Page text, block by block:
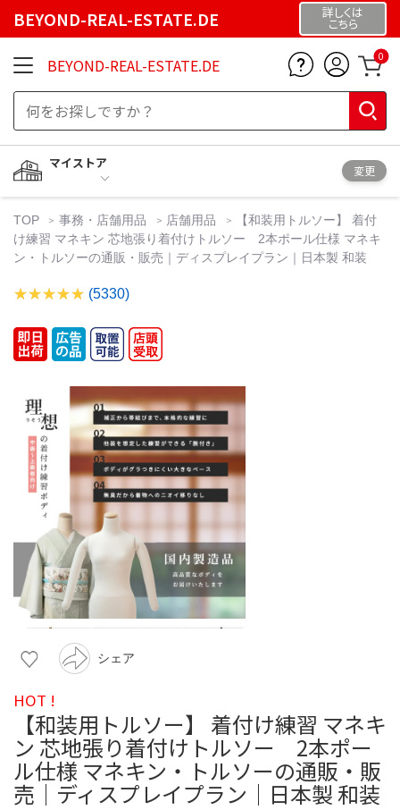
BEYOND-REAL-ESTATE.DE 詳しくは
こちら
BEYOND-REAL-ESTATE.DE 0
マイストア
変更
TOP 事務・店舗用品 店舗用品
【和装用トルソー】 着付
け練習 マネキン 芯地張り着付けトルソー 2本ポール仕様 マネキ
ン・トルソーの通販・販売｜ディスプレイプラン｜日本製 和装
(5330)
シェア
HOT !
【和装用トルソー】 着付け練習 マネキ
ン 芯地張り着付けトルソー 2本ポー
ル仕様 マネキン・トルソーの通販・販
売｜ディスプレイプラン｜日本製 和装